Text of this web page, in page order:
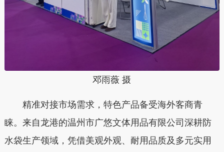
邓雨薇 摄
精准对接市场需求，特色产品备受海外客商青
睐。 来自龙港的温州市广悠文体用品有限公司深耕防
水袋生产领域，凭借美观外观、耐用品质及多元实用